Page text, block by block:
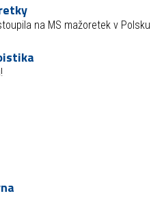
na MS mažoretek v Polsku